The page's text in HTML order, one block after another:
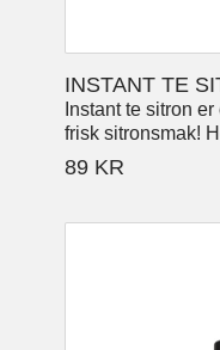
INSTANT TE
Instant te sitron
frisk sitronsmak!
89 KR